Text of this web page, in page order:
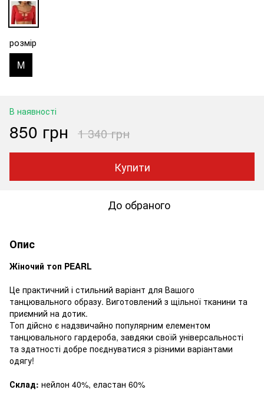
розмір
M
В наявності
850 грн 1 340 грн
Купити
До обраного
Опис
Жіночий топ PEARL
Це практичний і стильний варіант для Вашого
танцювального образу. Виготовлений з щільної тканини та
приємний на дотик.
Топ дійсно є надзвичайно популярним елементом
танцювального гардероба, завдяки своїй універсальності
та здатності добре поєднуватися з різними варіантами
одягу!
Склад: нейлон 40%, еластан 60%